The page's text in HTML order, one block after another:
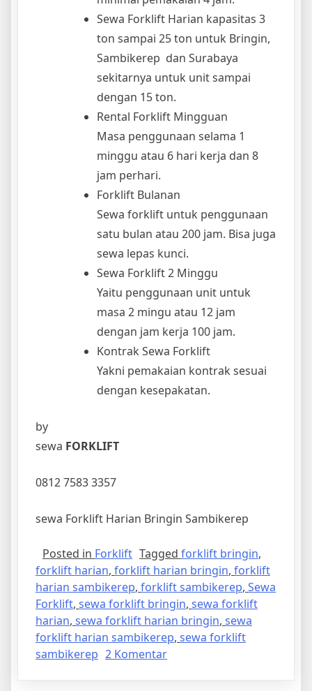
Sewa Forklift Harian kapasitas 3
ton sampai 25 ton untuk Bringin,
Sambikerep dan Surabaya
sekitarnya untuk unit sampai
dengan 15 ton.
Rental Forklift Mingguan
Masa penggunaan selama 1
minggu atau 6 hari kerja dan 8
jam perhari.
Forklift Bulanan
Sewa forklift untuk penggunaan
satu bulan atau 200 jam. Bisa juga
sewa lepas kunci.
Sewa Forklift 2 Minggu
Yaitu penggunaan unit untuk
masa 2 mingu atau 12 jam
dengan jam kerja 100 jam.
Kontrak Sewa Forklift
Yakni pemakaian kontrak sesuai
dengan kesepakatan.
by
sewa FORKLIFT
0812 7583 3357
sewa Forklift Harian Bringin Sambikerep
Posted in Forklift Tagged forklift bringin,
forklift harian, forklift harian bringin, forklift
harian sambikerep, forklift sambikerep, Sewa
Forklift, sewa forklift bringin, sewa forklift
harian, sewa forklift harian bringin, sewa
forklift harian sambikerep, sewa forklift
sambikerep 2 Komentarpada